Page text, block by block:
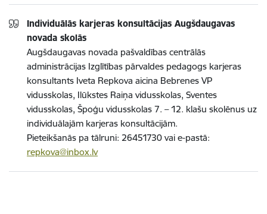
Individuālās karjeras konsultācijas Augšdaugavas
novada skolās
Augšdaugavas novada pašvaldības centrālās
administrācijas Izglītības pārvaldes pedagogs karjeras
konsultants Iveta Repkova aicina Bebrenes VP
vidusskolas, Ilūkstes Raiņa vidusskolas, Sventes
vidusskolas, Špoģu vidusskolas 7. – 12. klašu skolēnus uz
individuālajām karjeras konsultācijām.
Pieteikšanās pa tālruni: 26451730 vai e-pastā:
repkova@inbox.lv